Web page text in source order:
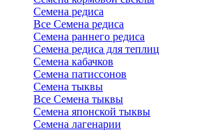
Семена редиса
Все Семена редиса
Семена раннего редиса
Семена редиса для теплиц
Семена кабачков
Семена патиссонов
Семена тыквы
Все Семена тыквы
Семена японской тыквы
Семена лагенарии